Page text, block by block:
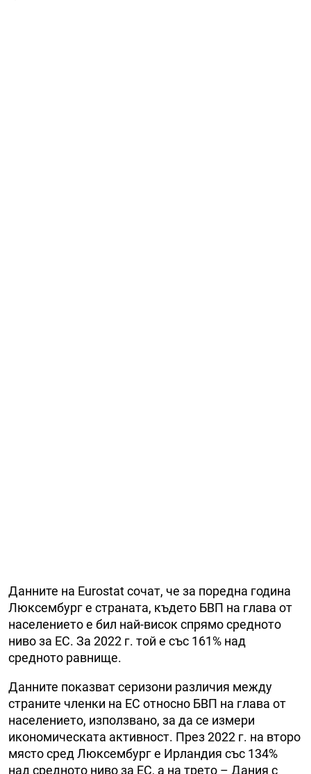
Данните на Eurostat сочат, че за поредна година
Люксембург е страната, където БВП на глава от
населението е бил най-висок спрямо средното
ниво за ЕС. За 2022 г. той е със 161% над
средното равнище.
Данните показват серизони различия между
страните членки на ЕС относно БВП на глава от
населението, използвано, за да се измери
икономическата активност. През 2022 г. на второ
място сред Люксембург е Ирландия със 134%
над средното ниво за ЕС, а на трето – Дания с